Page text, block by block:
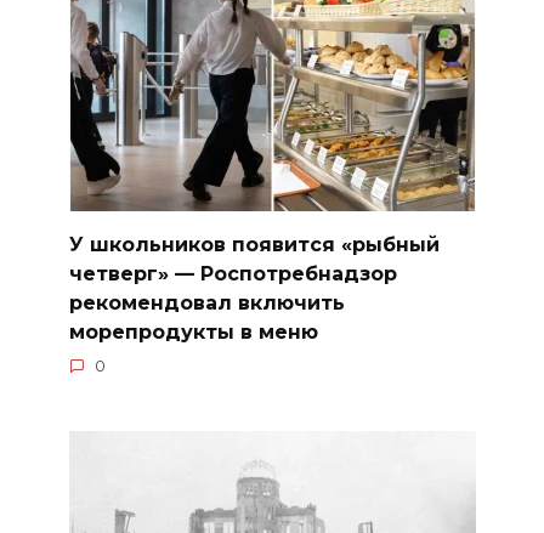
У школьников появится «рыбный
четверг» — Роспотребнадзор
рекомендовал включить
морепродукты в меню
0